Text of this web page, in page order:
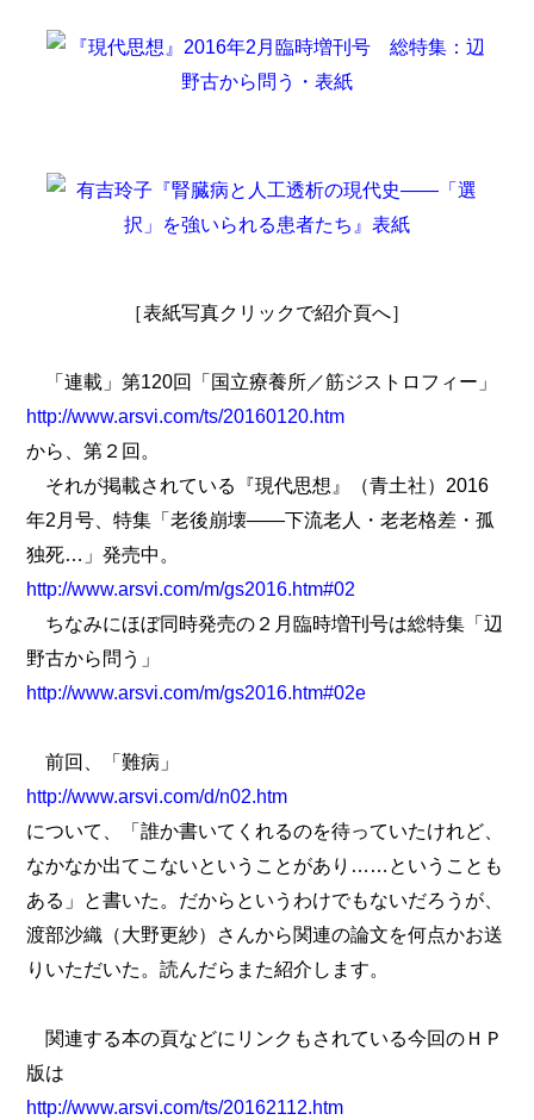
［表紙写真クリックで紹介頁へ］
「連載」第120回「国立療養所／筋ジストロフィー」
http://www.arsvi.com/ts/20160120.htm
から、第２回。
それが掲載されている『現代思想』（青土社）2016
年2月号、特集「老後崩壊――下流老人・老老格差・孤
独死…」発売中。
http://www.arsvi.com/m/gs2016.htm#02
ちなみにほぼ同時発売の２月臨時増刊号は総特集「辺
野古から問う」
http://www.arsvi.com/m/gs2016.htm#02e
前回、「難病」
http://www.arsvi.com/d/n02.htm
について、「誰か書いてくれるのを待っていたけれど、
なかなか出てこないということがあり……ということも
ある」と書いた。だからというわけでもないだろうが、
渡部沙織（大野更紗）さんから関連の論文を何点かお送
りいただいた。読んだらまた紹介します。
関連する本の頁などにリンクもされている今回のＨＰ
版は
http://www.arsvi.com/ts/20162112.htm